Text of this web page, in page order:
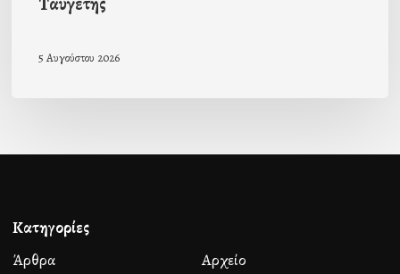
5 Αυγούστου 2026
Κατηγορίες
Άρθρα
Αρχείο